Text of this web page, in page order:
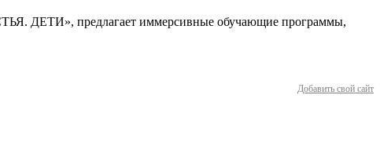
ДЕТИ», предлагает иммерсивные обучающие программы,
Добавить свой сайт